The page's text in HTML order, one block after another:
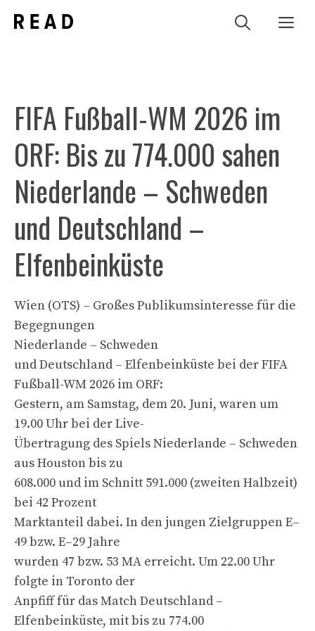
Inhalt
FIFA Fußball-WM 2026 im
ORF: Bis zu 774.000 sahen
Niederlande – Schweden
und Deutschland –
Elfenbeinküste
Wien (OTS) – Großes Publikumsinteresse für die
Begegnungen
Niederlande – Schweden
und Deutschland – Elfenbeinküste bei der FIFA
Fußball-WM 2026 im ORF:
Gestern, am Samstag, dem 20. Juni, waren um
19.00 Uhr bei der Live-
Übertragung des Spiels Niederlande – Schweden
aus Houston bis zu
608.000 und im Schnitt 591.000 (zweiten Halbzeit)
bei 42 Prozent
Marktanteil dabei. In den jungen Zielgruppen E–
49 bzw. E–29 Jahre
wurden 47 bzw. 53 MA erreicht. Um 22.00 Uhr
folgte in Toronto der
Anpfiff für das Match Deutschland –
Elfenbeinküste, mit bis zu 774.00